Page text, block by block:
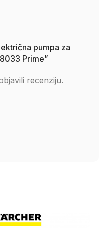
pumpa za
Prime”
recenziju.